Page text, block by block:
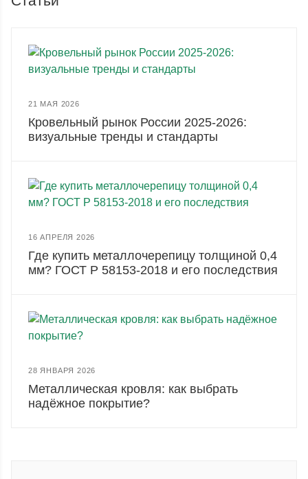
21 МАЯ 2026
Кровельный рынок России 2025-2026:
визуальные тренды и стандарты
16 АПРЕЛЯ 2026
Где купить металлочерепицу толщиной 0,4
мм? ГОСТ Р 58153-2018 и его последствия
28 ЯНВАРЯ 2026
Металлическая кровля: как выбрать
надёжное покрытие?